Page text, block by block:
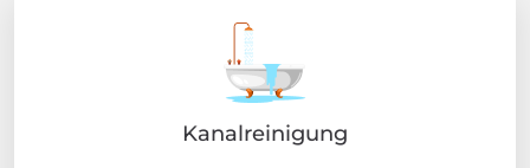
Kanalreinigung